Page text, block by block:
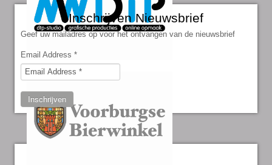
Inschrijven Nieuwsbrief
Geef uw mailadres op voor het ontvangen van de nieuwsbrief
Email Address *
Inschrijven